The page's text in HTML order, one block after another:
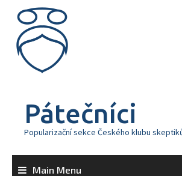
content
Pátečníci
Popularizační sekce Českého klubu
Main Menu